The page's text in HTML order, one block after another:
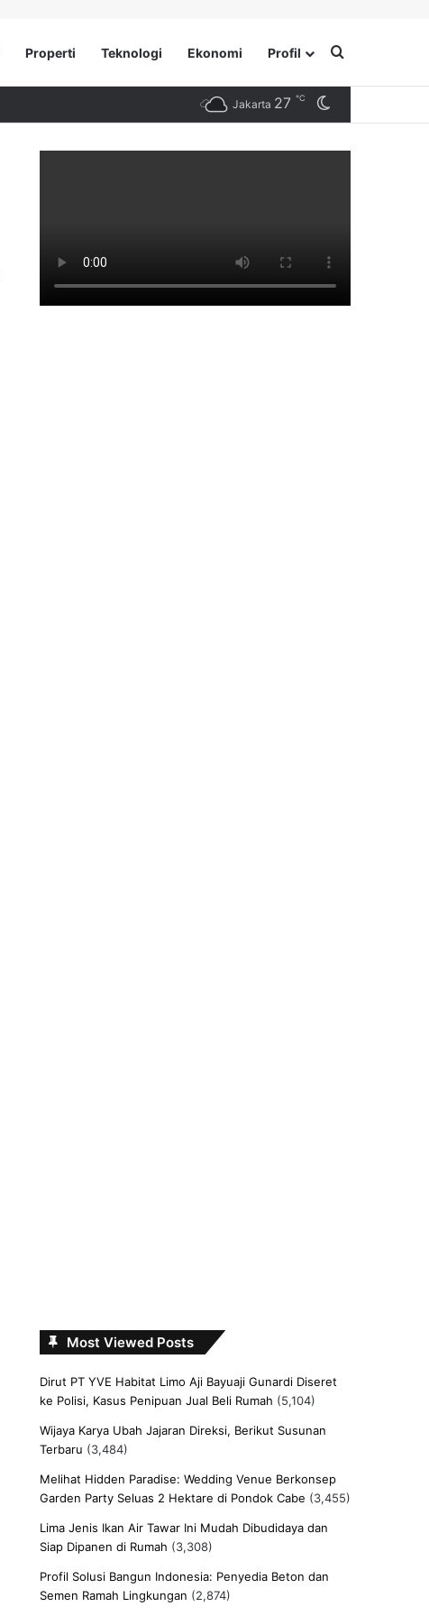
Properti Teknologi Ekonomi Profil Search for
Jakarta 27 ℃
Most Viewed Posts
Dirut PT YVE Habitat Limo Aji Bayuaji Gunardi Diseret
ke Polisi, Kasus Penipuan Jual Beli Rumah (5,104)
Wijaya Karya Ubah Jajaran Direksi, Berikut Susunan
Terbaru (3,484)
Melihat Hidden Paradise: Wedding Venue Berkonsep
Garden Party Seluas 2 Hektare di Pondok Cabe (3,455)
Lima Jenis Ikan Air Tawar Ini Mudah Dibudidaya dan
Siap Dipanen di Rumah (3,308)
Profil Solusi Bangun Indonesia: Penyedia Beton dan
Semen Ramah Lingkungan (2,874)